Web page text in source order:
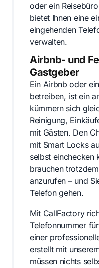
oder ein
bietet Ihnen eine
eingehenden
verwalten.
Airbnb- und
Gastgeber
Ein Airbnb oder
betreiben, ist ein
kümmern sich
Reinigung,
mit Gästen. Den
mit Smart Locks
selbst einchecken
brauchen
anzurufen – und
Telefon gehen.
Mit CallFactory
Telefonnummer
einer
erstellt mit
müssen nichts